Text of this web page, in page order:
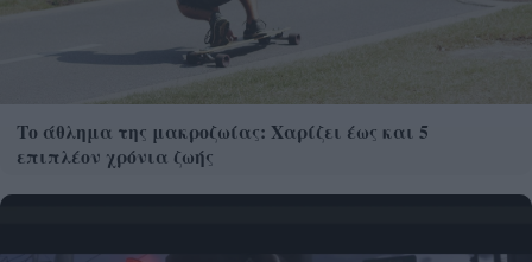
Το άθλημα της μακροζωίας: Χαρίζει έως και 5
επιπλέον χρόνια ζωής